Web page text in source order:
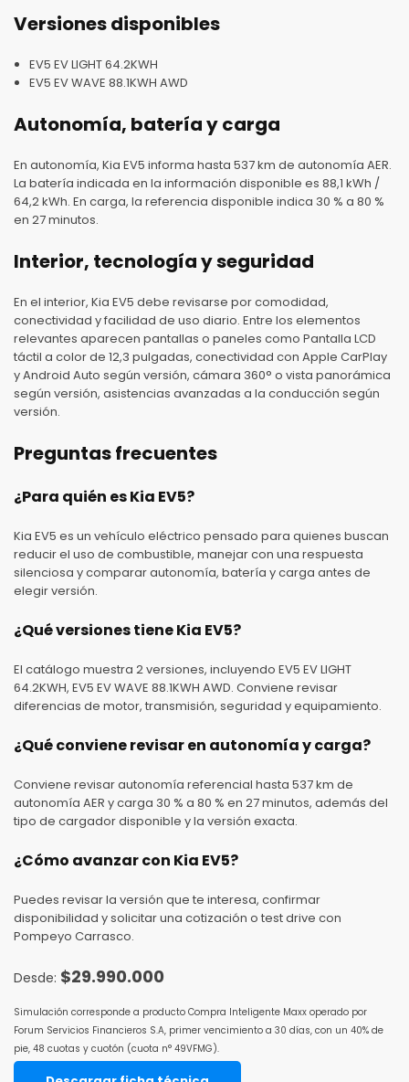
Versiones disponibles
EV5 EV LIGHT 64.2KWH
EV5 EV WAVE 88.1KWH AWD
Autonomía, batería y carga
En autonomía, Kia EV5 informa hasta 537 km de autonomía AER.
La batería indicada en la información disponible es 88,1 kWh /
64,2 kWh. En carga, la referencia disponible indica 30 % a 80 %
en 27 minutos.
Interior, tecnología y seguridad
En el interior, Kia EV5 debe revisarse por comodidad,
conectividad y facilidad de uso diario. Entre los elementos
relevantes aparecen pantallas o paneles como Pantalla LCD
táctil a color de 12,3 pulgadas, conectividad con Apple CarPlay
y Android Auto según versión, cámara 360° o vista panorámica
según versión, asistencias avanzadas a la conducción según
versión.
Preguntas frecuentes
¿Para quién es Kia EV5?
Kia EV5 es un vehículo eléctrico pensado para quienes buscan
reducir el uso de combustible, manejar con una respuesta
silenciosa y comparar autonomía, batería y carga antes de
elegir versión.
¿Qué versiones tiene Kia EV5?
El catálogo muestra 2 versiones, incluyendo EV5 EV LIGHT
64.2KWH, EV5 EV WAVE 88.1KWH AWD. Conviene revisar
diferencias de motor, transmisión, seguridad y equipamiento.
¿Qué conviene revisar en autonomía y carga?
Conviene revisar autonomía referencial hasta 537 km de
autonomía AER y carga 30 % a 80 % en 27 minutos, además del
tipo de cargador disponible y la versión exacta.
¿Cómo avanzar con Kia EV5?
Puedes revisar la versión que te interesa, confirmar
disponibilidad y solicitar una cotización o test drive con
Pompeyo Carrasco.
$29.990.000
Simulación corresponde a producto Compra Inteligente Maxx operado por
Forum Servicios Financieros S.A, primer vencimiento a 30 días, con un 40% de
pie, 48 cuotas y cuotón (cuota n° 49VFMG).